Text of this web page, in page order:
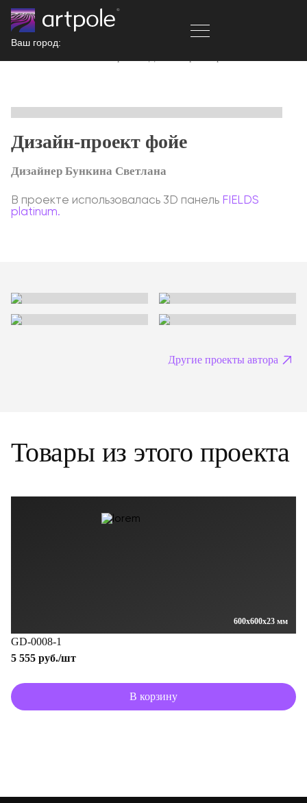
Ваш город:
Дизайн-проект фойе
Дизайнер Бункина Светлана
В проекте использовалась 3D панель FIELDS
platinum.
Другие проекты автора
Товары из этого проекта
600x600x23 мм
GD-0008-1
5 555 руб./шт
В корзину